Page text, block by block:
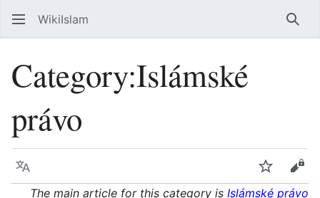
WikiIslam
Category:Islámské
právo
Language Watch
The main article for this category is Islámské právo